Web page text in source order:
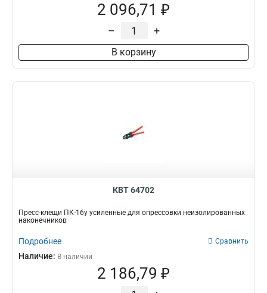
2 096,71 ₽
– +
В корзину
КВТ 64702
Пресс-клещи ПК-16у усиленные для опрессовки неизолированных
наконечников
Подробнее Сравнить
Наличие: В наличии
2 186,79 ₽